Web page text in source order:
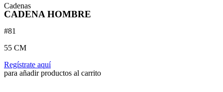
Cadenas
CADENA HOMBRE
#81
55 CM
Regístrate aquí
para añadir productos al carrito